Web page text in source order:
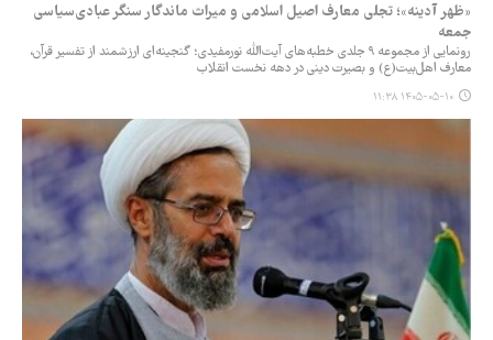
«ظهر آدینه»؛ تجلی معارف اصیل اسلامی و میراث ماندگار سنگر عبادی‌سیاسی
جمعه
رونمایی از مجموعه ۹ جلدی خطبه‌های آیت‌الله نورمفیدی؛ گنجینه‌ای ارزشمند از تفسیر قرآن،
معارف اهل‌بیت(ع) و بصیرت دینی در دهه نخست انقلاب
۱۴۰۵-۰۵-۱۰ ۱۱:۳۸